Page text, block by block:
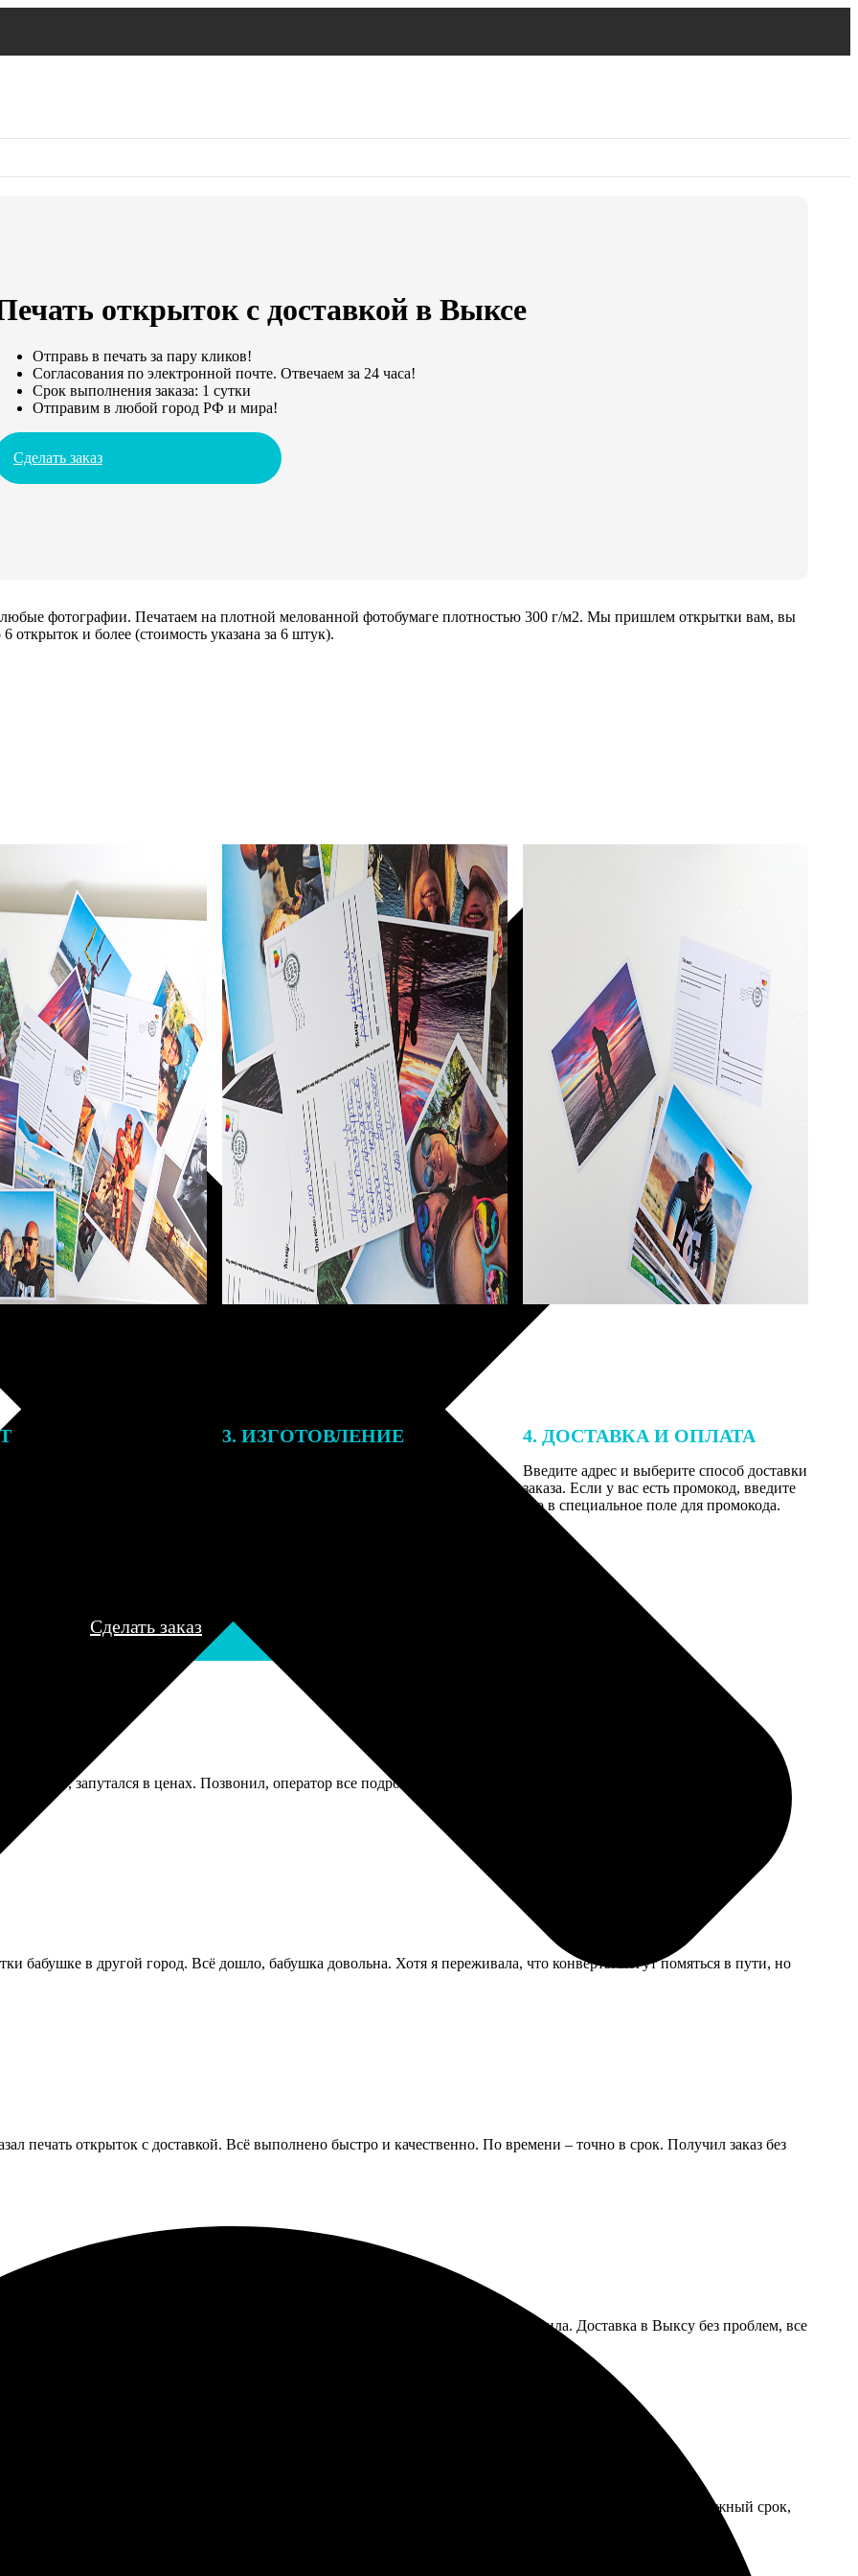
открыток с доставкой в Выксе
Отправь в печать за пару кликов!
Согласования по электронной почте. Отвечаем за 24 часа!
Срок выполнения заказа: 1 сутки
Отправим в любой город РФ и мира!
Сделать заказ
фотографии. Печатаем на плотной мелованной фотобумаге плотностью 300 г/м2. Мы пришлем открытки вам, вы
открыток и более (стоимость указана за 6 штук).
заказа к печати
могут связаться с Вами
телефону или email для
3. ИЗГОТОВЛЕНИЕ 4. ДОСТАВКА И ОПЛАТА
Введите адрес и выберите способ доставки
заказа. Если у вас есть промокод, введите
его в специальное поле для промокода.
Сделать заказ
запутался в ценах. Позвонил, оператор все подробно объяснил, помог выбрать оптимальный по деньгам
бабушке в другой город. Всё дошло, бабушка довольна. Хотя я переживала, что конверты могут помяться в пути, но
печать открыток с доставкой. Всё выполнено быстро и качественно. По времени – точно в срок. Получил заказ без
и стильные. Заказ сделать просто: выбрала шаблон, загрузила фото, отправила. Доставка в Выксу без проблем, все
с доставкой – всё прошло просто и быстро. Удобный сайт, легко выбрать нужный шаблон. Доставка в нужный срок,
фотопечать.